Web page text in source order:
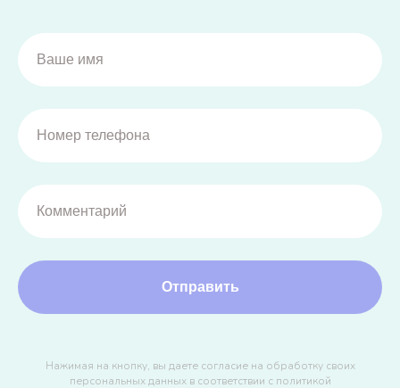
Отправить
Нажимая на кнопку, вы даете согласие на обработку своих
персональных данных в соответствии с политикой